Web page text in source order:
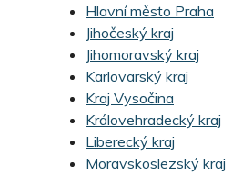
Hlavní město Praha
Jihočeský kraj
Jihomoravský kraj
Karlovarský kraj
Kraj Vysočina
Královehradecký kraj
Liberecký kraj
Moravskoslezský kraj